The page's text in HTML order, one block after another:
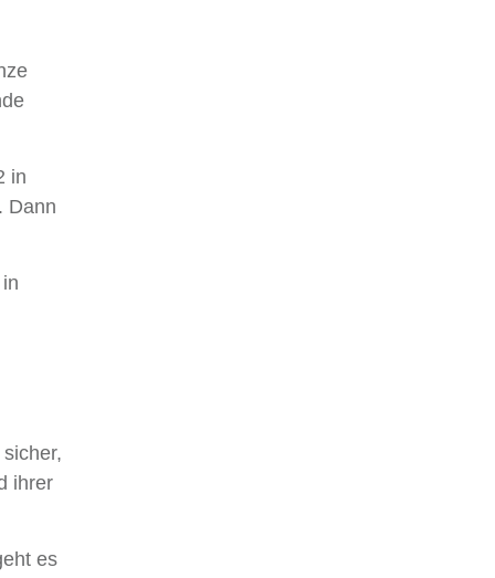
in
Dann
ihrer
es